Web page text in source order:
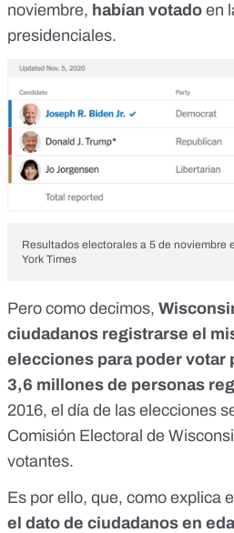
noviembre, habían votado en
presidenciales.
Resultados electorales a 5 de noviembre
York Times
Pero como decimos,
ciudadanos registrarse el
elecciones para poder votar
3,6 millones de personas
2016, el día de las elecciones
Comisión Electoral de
votantes.
Es por ello, que, como explica
el dato de ciudadanos en